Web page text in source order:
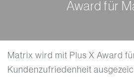
Award für
Matrix wird mit Plus X Award
Kundenzufriedenheit